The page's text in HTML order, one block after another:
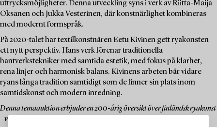
uttrycksmöjligheter. Denna utveckling syns i verk av Riitta-Maija
Oksanen och Jukka Vesterinen, där konstnärlighet kombineras
med modernt formspråk.
På 2020-talet har textilkonstnären Eetu Kivinen gett ryakonsten
ett nytt perspektiv. Hans verk förenar traditionella
hantverkstekniker med samtida estetik, med fokus på klarhet,
rena linjer och harmonisk balans. Kivinens arbeten bär vidare
ryans långa tradition samtidigt som de finner sin plats inom
samtidskonst och modern inredning.
Denna temaauktion erbjuder en 200-årig översikt över finländsk ryakonst
– välkommen att upptäcka dina favoriter.